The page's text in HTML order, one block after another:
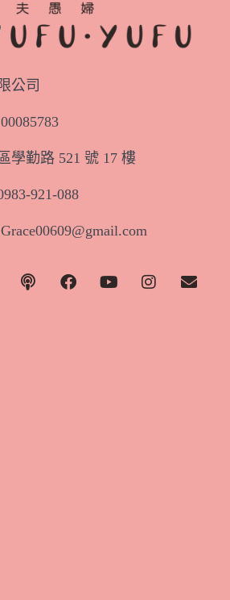
公司
學勤路 521 號 17 樓
921-088